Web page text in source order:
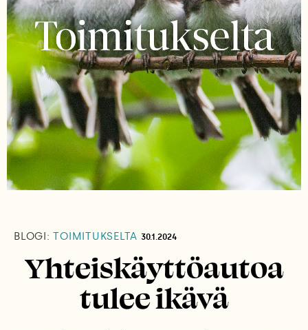
BLOGI: TOIMITUKSELTA 30.1.2024
Yhteiskäyttöautoa
tulee ikävä